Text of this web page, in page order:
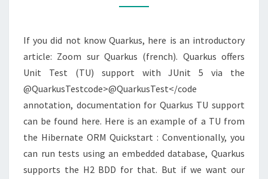
If you did not know Quarkus, here is an introductory
article: Zoom sur Quarkus (french). Quarkus offers
Unit Test (TU) support with JUnit 5 via the
@QuarkusTestcode>@QuarkusTest</code
annotation, documentation for Quarkus TU support
can be found here. Here is an example of a TU from
the Hibernate ORM Quickstart : Conventionally, you
can run tests using an embedded database, Quarkus
supports the H2 BDD for that. But if we want our